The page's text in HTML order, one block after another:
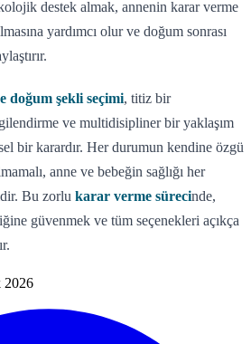
destek almak, annenin karar verme
yardımcı olur ve doğum sonrası
doğum şekli seçimi, titiz bir
ve multidisipliner bir yaklaşım
bir karardır. Her durumun kendine özgü
anne ve bebeğin sağlığı her
Bu zorlu karar verme sürecinde,
güvenmek ve tüm seçenekleri açıkça
2026